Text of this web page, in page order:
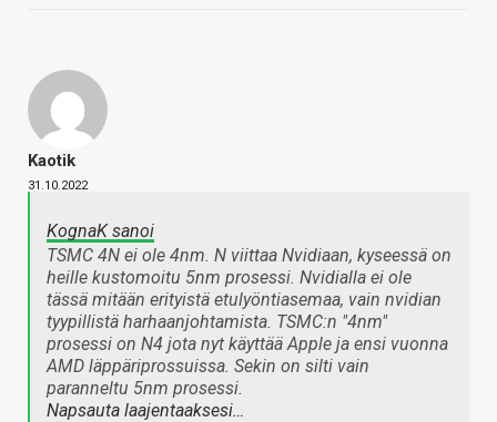
Kaotik
31.10.2022
KognaK sanoi
TSMC 4N ei ole 4nm. N viittaa Nvidiaan, kyseessä on
heille kustomoitu 5nm prosessi. Nvidialla ei ole
tässä mitään erityistä etulyöntiasemaa, vain nvidian
tyypillistä harhaanjohtamista. TSMC:n "4nm"
prosessi on N4 jota nyt käyttää Apple ja ensi vuonna
AMD läppäriprossuissa. Sekin on silti vain
paranneltu 5nm prosessi.
Napsauta laajentaaksesi…